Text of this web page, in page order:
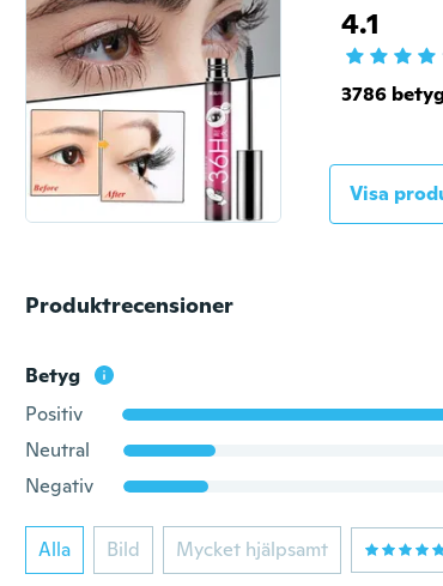
4.1
3786
Visa
Produktrecensioner
Betyg
Positiv
Neutral
Negativ
Alla Bild Mycket hjälpsamt